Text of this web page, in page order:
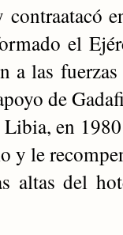
el
a las
de
en
y le
altas del